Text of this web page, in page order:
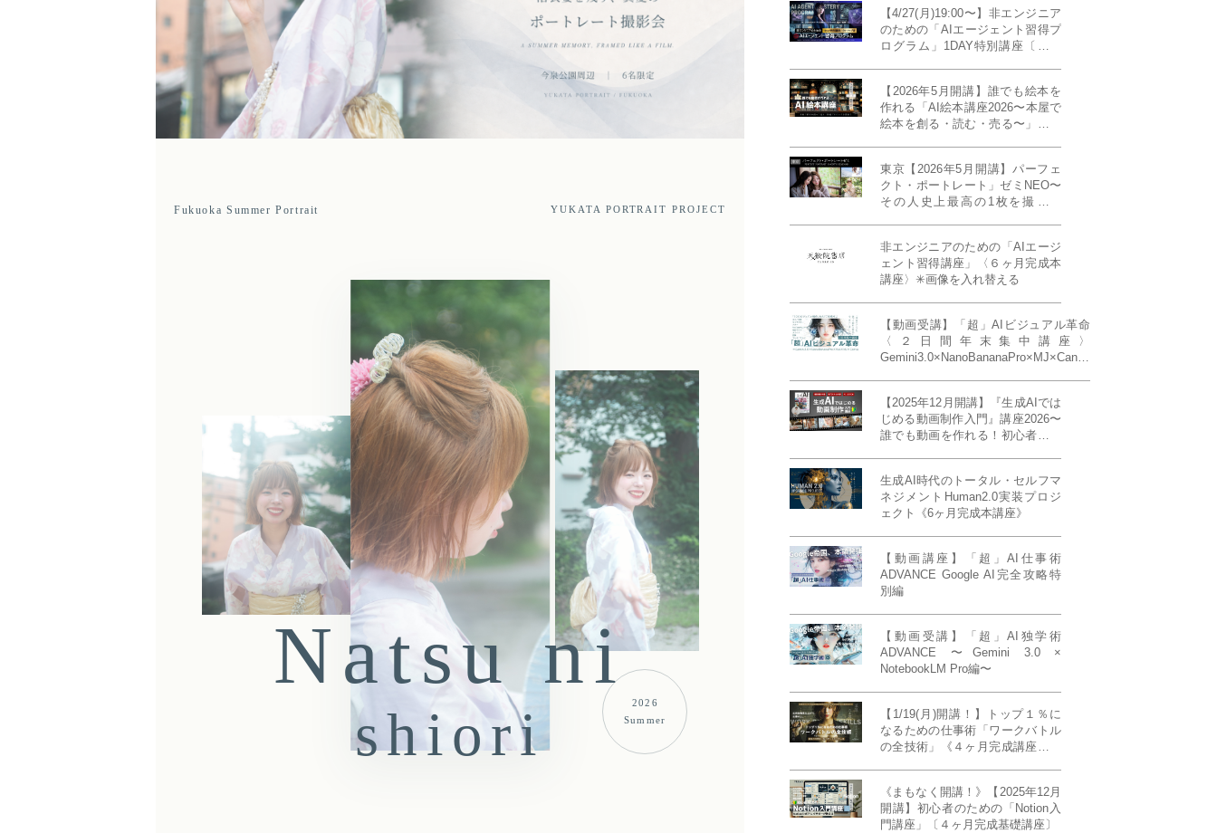
Fukuoka Summer Portrait YUKATA PORTRAIT PROJECT
Natsu ni
shiori
2026
Summer
【4/27(月)19:00〜】非エンジニア
のための「AIエージェント習得プ
ログラム」1DAY特別講座〔パワ
【2026年5月開講】誰でも絵本を
作れる「AI絵本講座2026〜本屋で
絵本を創る・読む・売る〜」イン
20名限定》
東京【2026年5月開講】パーフェ
クト・ポートレート」ゼミNEO〜
その人史上最高の1枚を撮る！
催）」《初参加大歓迎／12名限
定》
非エンジニアのための「AIエージ
ェント習得講座」〈６ヶ月完成本
講座〉✳︎画像を入れ替える
【動画受講】「超」AIビジュアル革命
〈２日間年末集中講座〉
Gemini3.0×NanoBananaPro×MJ×Canva
【2025年12月開講】『生成AIでは
じめる動画制作入門』講座2026〜
誰でも動画を作れる！初心者から
生成AI時代のトータル・セルフマ
ネジメントHuman2.0実装プロジ
ェクト《6ヶ月完成本講座》
【動画講座】「超」AI仕事術
ADVANCE Google AI完全攻略特
別編
【動画受講】「超」AI独学術
ADVANCE 〜Gemini 3.0 ×
NotebookLM Pro編〜
【1/19(月)開講！】トップ１％に
なるための仕事術「ワークバトル
の全技術」《４ヶ月完成講座》ー
《まもなく開講！》【2025年12月
開講】初心者のための「Notion入
門講座」〔４ヶ月完成基礎講座〕